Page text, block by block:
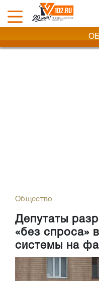
Общество
Депутаты
«без спроса»
системы на